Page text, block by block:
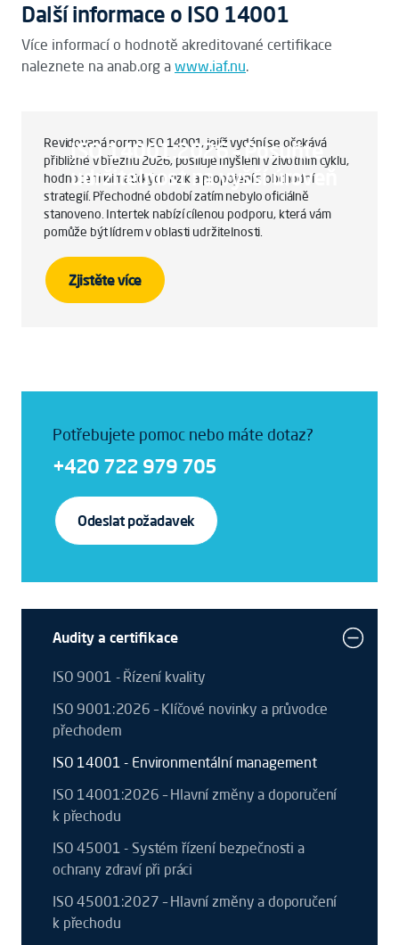
Další informace o ISO 14001
Více informací o hodnotě akreditované certifikace
naleznete na anab.org a www.iaf.nu.
ISO 14001:2026 – Posuňte
udržitelnost na vyšší úroveň
Revidovaná norma ISO 14001, jejíž vydání se očekává
přibližně v březnu 2026, posiluje myšlení v životním cyklu,
hodnocení klimatických rizik a propojení s obchodní
strategií. Přechodné období zatím nebylo oficiálně
stanoveno. Intertek nabízí cílenou podporu, která vám
pomůže být lídrem v oblasti udržitelnosti.
Zjistěte více
Potřebujete pomoc nebo máte dotaz?
+420 722 979 705
Odeslat požadavek
Audity a certifikace
ISO 9001 - Řízení kvality
ISO 9001:2026 – Klíčové novinky a průvodce
přechodem
ISO 14001 - Environmentální management
ISO 14001:2026 – Hlavní změny a doporučení
k přechodu
ISO 45001 - Systém řízení bezpečnosti a
ochrany zdraví při práci
ISO 45001:2027 – Hlavní změny a doporučení
k přechodu